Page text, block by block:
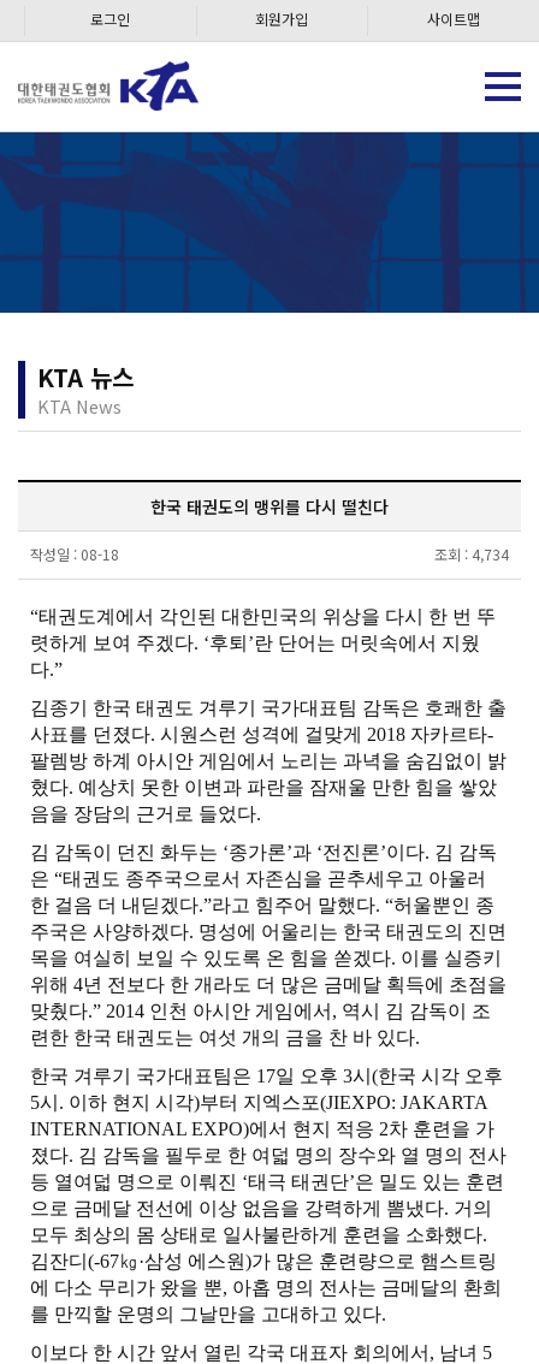
로그인 회원가입 사이트맵
KTA 뉴스
KTA News
한국 태권도의 맹위를 다시 떨친다
작성일 : 08-18 조회 : 4,734
“태권도계에서 각인된 대한민국의 위상을 다시 한 번 뚜
렷하게 보여 주겠다. ‘후퇴 ’란 단어는 머릿속에서 지웠
다.”
김종기 한국 태권도 겨루기 국가대표팀 감독은 호쾌한 출
사표를 던졌다. 시원스런 성격에 걸맞게 2018 자카르타-
팔렘방 하계 아시안 게임에서 노리는 과녁을 숨김없이 밝
혔다. 예상치 못한 이변과 파란을 잠재울 만한 힘을 쌓았
음을 장담의 근거로 들었다.
김 감독이 던진 화두는 ‘종가론’과 ‘전진론’이다. 김 감독
은 “태권도 종주국으로서 자존심을 곧추세우고 아울러
한 걸음 더 내딛겠다.”라고 힘주어 말했다. “허울뿐인 종
주국은 사양하겠다. 명성에 어울리는 한국 태권도의 진면
목을 여실히 보일 수 있도록 온 힘을 쏟겠다. 이를 실증키
위해 4년 전보다 한 개라도 더 많은 금메달 획득에 초점을
맞췄다.” 2014 인천 아시안 게임에서 , 역시 김 감독이 조
련한 한국 태권도는 여섯 개의 금을 찬 바 있다.
한국 겨루기 국가대표팀은 17일 오후 3시 (한국 시각 오후
5시 . 이하 현지 시각)부터 지엑스포(JIEXPO: JAKARTA
INTERNATIONAL EXPO)에서 현지 적응 2차 훈련을 가
졌다. 김 감독을 필두로 한 여덟 명의 장수와 열 명의 전사
등 열여덟 명으로 이뤄진 ‘태극 태권단’은 밀도 있는 훈련
으로 금메달 전선에 이상 없음을 강력하게 뽐냈다. 거의
모두 최상의 몸 상태로 일사불란하게 훈련을 소화했다.
김잔디 (-67㎏·삼성 에스원)가 많은 훈련량으로 햄스트링
에 다소 무리가 왔을 뿐, 아홉 명의 전사는 금메달의 환희
를 만끽할 운명의 그날만을 고대하고 있다.
이보다 한 시간 앞서 열린 각국 대표자 회의에서 , 남녀 5